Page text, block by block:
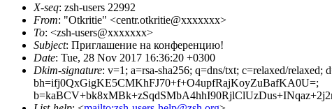
X-seq: zsh-users 22992
From: "Otkritie" <centr.otkritie@xxxxxxx>
To: <zsh-users@xxxxxxx>
Subject: Приглашение на конференцию!
Date: Tue, 28 Nov 2017 16:36:20 +0300
Dkim-signature: v=1; a=rsa-sha256; q=dns/txt; c=relaxed/
bh=ifj0QxGigKE5CMKhFJ70+f+O4upfRajKoyZuBafKA0U=;